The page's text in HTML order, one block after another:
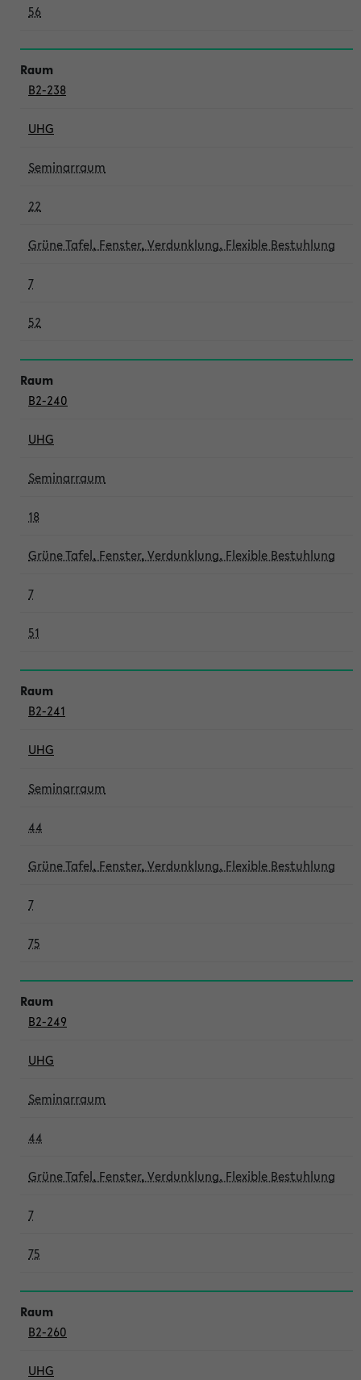
56
B2-238
UHG
Seminarraum
22
Grüne Tafel, Fenster, Verdunklung, Flexible Bestuhlung
7
52
B2-240
UHG
Seminarraum
18
Grüne Tafel, Fenster, Verdunklung, Flexible Bestuhlung
7
51
B2-241
UHG
Seminarraum
44
Grüne Tafel, Fenster, Verdunklung, Flexible Bestuhlung
7
75
B2-249
UHG
Seminarraum
44
Grüne Tafel, Fenster, Verdunklung, Flexible Bestuhlung
7
75
B2-260
UHG